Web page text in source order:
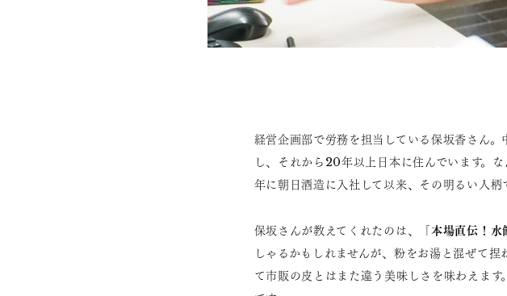
経営企画部で労務を担当している保坂香さん
し、それから20年以上日本に住んでいます。
年に朝日酒造に入社して以来、その明るい人柄
保坂さんが教えてくれたのは、「本場直伝！水
しゃるかもしれませんが、粉をお湯と混ぜて
て市販の皮とはまた違う美味しさを味わえま